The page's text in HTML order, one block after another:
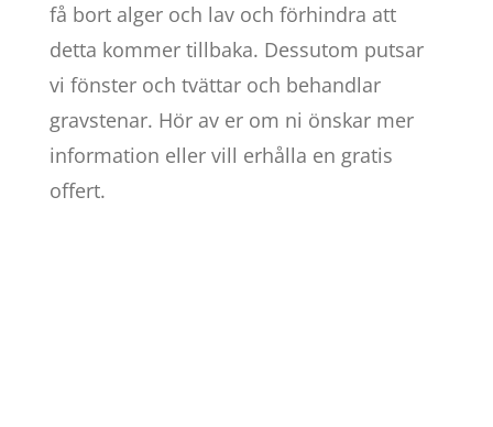
få bort alger och lav och förhindra att
detta kommer tillbaka. Dessutom putsar
vi fönster och tvättar och behandlar
gravstenar. Hör av er om ni önskar mer
information eller vill erhålla en gratis
offert.